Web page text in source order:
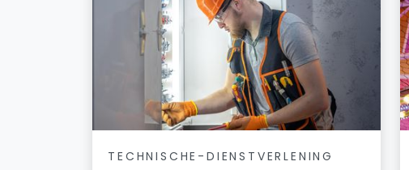
TECHNISCHE-DIENSTVERLENING